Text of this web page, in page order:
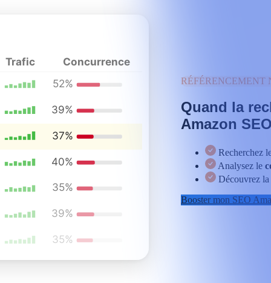
RÉFÉRENCEMENT
Quand la
Amazon
Recherchez
Analysez le
Découvrez
Booster mon SEO
Trafic
Concurrence
52%
39%
37%
40%
35%
39%
35%